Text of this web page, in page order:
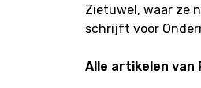
Zietuwel, waar ze
schrijft voor
Alle artikelen van